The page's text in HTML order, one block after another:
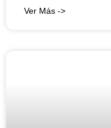
Ver Más ->